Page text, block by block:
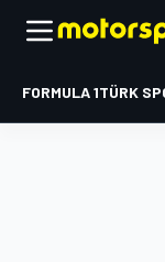
FORMULA 1TÜRK